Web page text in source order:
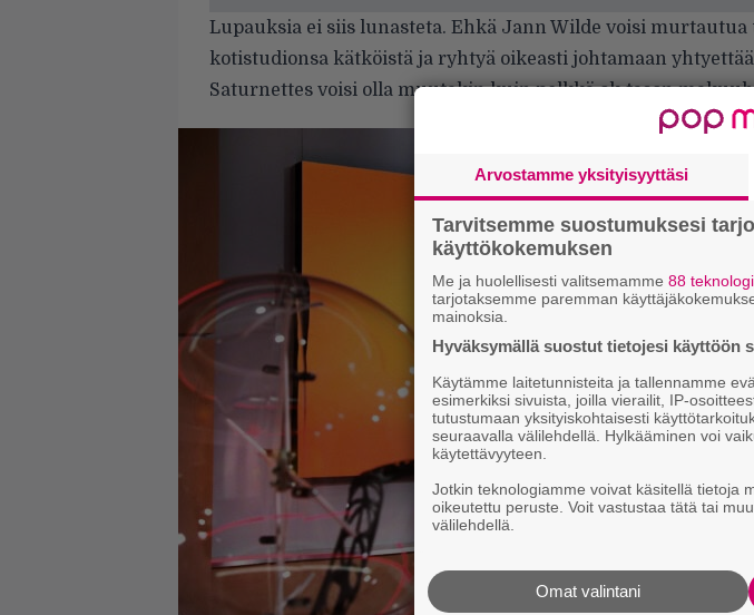
Lupauksia ei siis lunasteta. Ehkä Jann Wilde voisi murtautua
kotistudionsa kätköistä ja ryhtyä oikeasti johtamaan
Saturnettes voisi olla muutakin kuin pelkkä ok-tason
Arvostamme yksityisyyttäsi
Tarvitsemme suostumuksesi
käyttökokemuksen
Me ja huolellisesti valitsemamme 88
tarjotaksemme paremman
mainoksia.
Hyväksymällä suostut tietojesi käyttöön
Käytämme laitetunnisteita ja tallennamme
esimerkiksi sivuista, joilla vierailit, IP-
tutustumaan yksityiskohtaisesti
seuraavalla välilehdellä. Hylkääminen voi
käytettävyyteen.
Jotkin teknologiamme voivat käsitellä tietoja
oikeutettu peruste. Voit vastustaa tätä tai
välilehdellä.
Omat valintani